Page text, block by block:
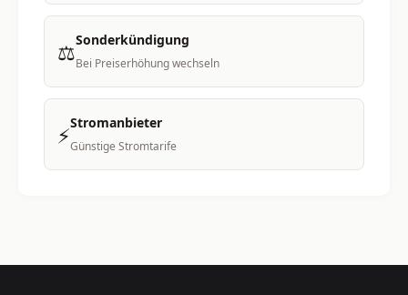
⚖️Sonderkündigung
Bei Preiserhöhung wechseln
⚡Stromanbieter
Günstige Stromtarife